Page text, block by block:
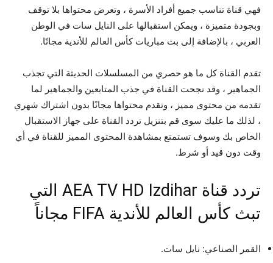
فهي قناة تناسب جميع أفراد الأسرة ، وتعرض محتواها بلا توقف
وبجودة متميزة ، ويمكن استقبالها على النايل سات في الوطن
العربي ، بالإضافة إلى بث مباريات كأس العالم للأندية مجانًا.
تقدم القناة كل ما هو حصري من المسلسلات الحديثة التي تجذب
الجماهير ، وقد نجحت القناة في جذب المتابعين والجماهير لما
تقدمه من محتوى مميز ، وتقدم محتواها مجانًا بدون اشتراك شهري
، لذلك ما عليك سوى قم بتنزيل تردد القناة على جهاز الاستقبال
الخاص بك وسوف تستمتع بمشاهدة المحتوى المميز للقناة في أي
وقت دون قيد أو شرط.
تردد قناة AEA TV HD Izdihar التي
تبث كأس العالم للأندية FIFA مجاناً
القمر الصناعي: نايل سات.